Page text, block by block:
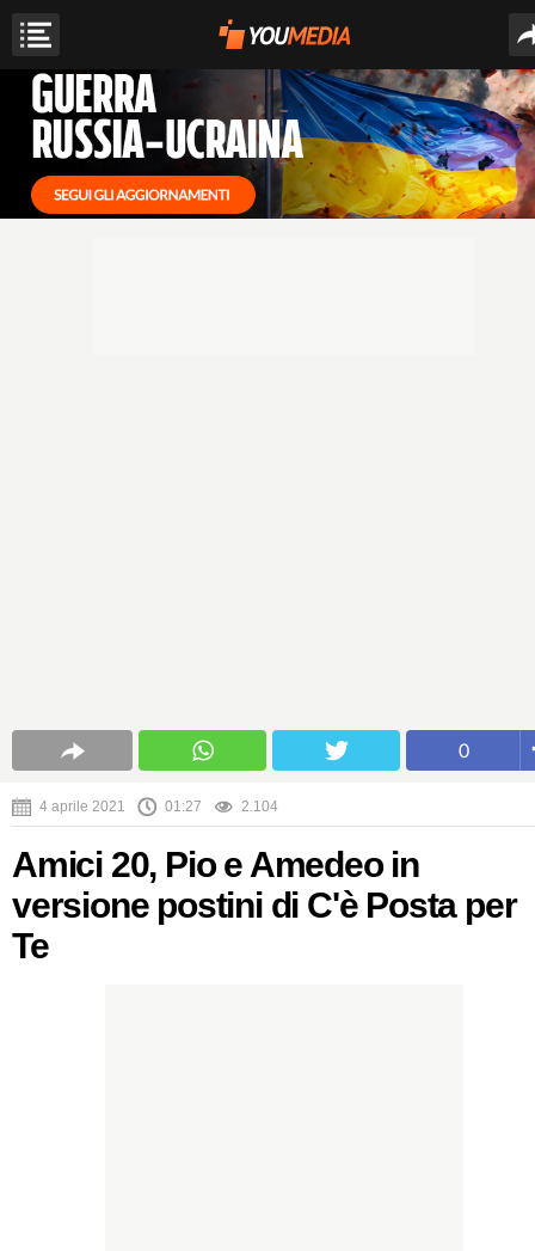
0
4 aprile 2021 01:27 2.104
Amici 20, Pio e Amedeo in
versione postini di C'è Posta per
Te